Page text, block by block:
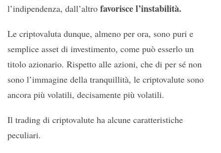
l’indipendenza, dall’altro favorisce l’instabilità.
Le criptovaluta dunque, almeno per ora, sono puri e
semplice asset di investimento, come può esserlo un
titolo azionario. Rispetto alle azioni, che di per sé non
sono l’immagine della tranquillità, le criptovalute sono
ancora più volatili, decisamente più volatili.
Il trading di criptovalute ha alcune caratteristiche
peculiari.